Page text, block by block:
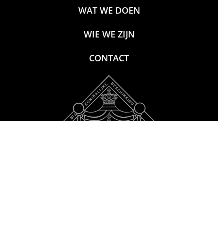
WAT WE DOEN
WIE WE ZIJN
CONTACT